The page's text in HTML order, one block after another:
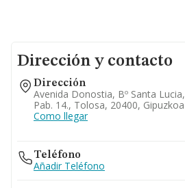
Dirección y contacto
Dirección
Avenida Donostia, Bº Santa Lucia,
Pab. 14., Tolosa, 20400, Gipuzkoa
Como llegar
Teléfono
Añadir Teléfono